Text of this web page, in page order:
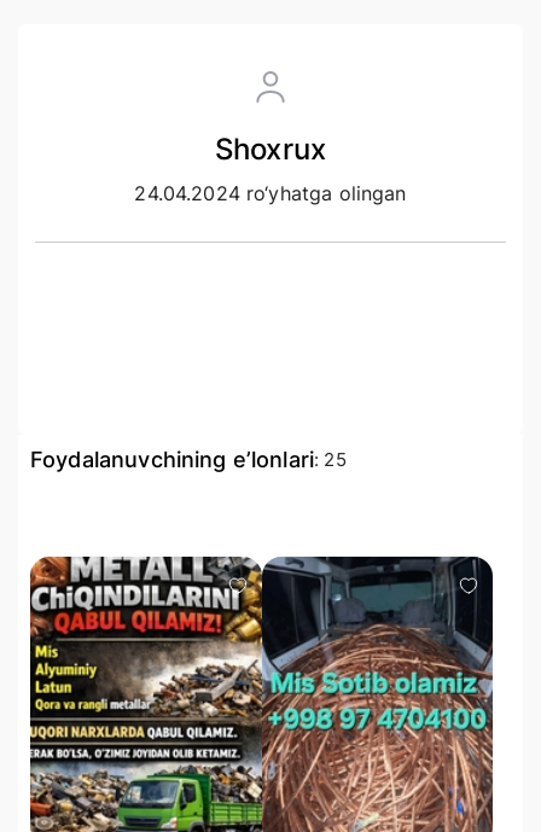
Shoxrux
24.04.2024 ro‘yhatga olingan
Foydalanuvchining e’lonlari: 25